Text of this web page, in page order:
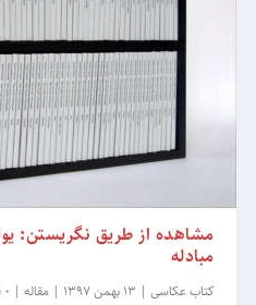
مشاهده از طریق نگریستن:
مبادله
کتاب عکاسی | 13 بهمن 1397 |مقاله |
0